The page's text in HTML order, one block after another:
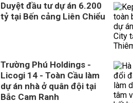
Duyệt đầu tư dự án 6.200
tỷ tại Bến cảng Liên Chiểu
Trường Phú Holdings -
Licogi 14 - Toàn Cầu làm
dự án nhà ở quân đội tại
Bắc Cam Ranh